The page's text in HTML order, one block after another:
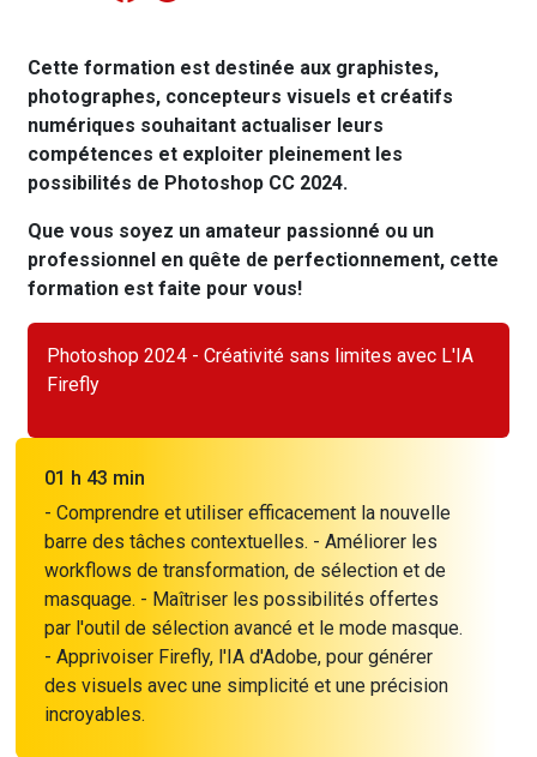
Cette formation est destinée aux graphistes,
photographes, concepteurs visuels et créatifs
numériques souhaitant actualiser leurs
compétences et exploiter pleinement les
possibilités de Photoshop CC 2024.
Que vous soyez un amateur passionné ou un
professionnel en quête de perfectionnement, cette
formation est faite pour vous!
Photoshop 2024 - Créativité sans limites avec L'IA
Firefly
01 h 43 min
- Comprendre et utiliser efficacement la nouvelle
barre des tâches contextuelles. - Améliorer les
workflows de transformation, de sélection et de
masquage. - Maîtriser les possibilités offertes
par l'outil de sélection avancé et le mode masque.
- Apprivoiser Firefly, l'IA d'Adobe, pour générer
des visuels avec une simplicité et une précision
incroyables.